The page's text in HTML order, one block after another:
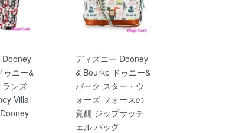
Dooney
ゥニー&
ンズ
Villai
ディズニー Dooney
& Bourke ドゥニー&
バーク スター・ウ
ォーズ フォースの
覚醒 ジップサッチ
ェル バッグ